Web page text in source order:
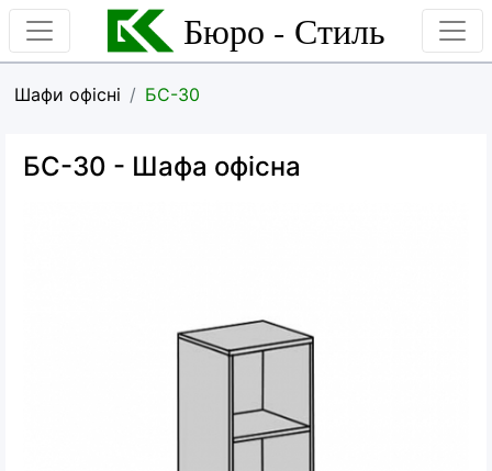
Бюро - Стиль
Шафи офісні БС-30
БС-30 - Шафа офісна